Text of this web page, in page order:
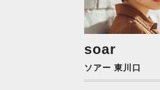
soar
ソアー 東川口